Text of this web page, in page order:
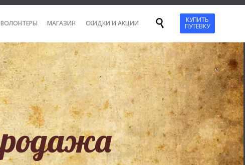
Перейти
содержанию
ВОЛОНТЕРЫ МАГАЗИН СКИДКИ И АКЦИИ  КУПИТЬ
ПУТЕВКУ